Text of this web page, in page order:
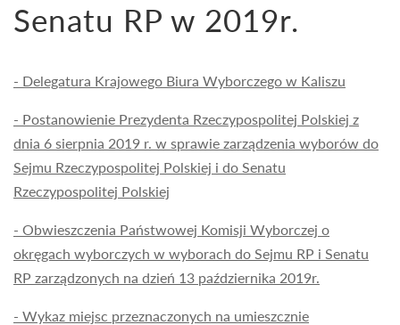
Senatu RP w 2019r.
- Delegatura Krajowego Biura Wyborczego w Kaliszu
- Postanowienie Prezydenta Rzeczypospolitej Polskiej z
dnia 6 sierpnia 2019 r. w sprawie zarządzenia wyborów do
Sejmu Rzeczypospolitej Polskiej i do Senatu
Rzeczypospolitej Polskiej
- Obwieszczenia Państwowej Komisji Wyborczej o
okręgach wyborczych w wyborach do Sejmu RP i Senatu
RP zarządzonych na dzień 13 października 2019r.
- Wykaz miejsc przeznaczonych na umieszcznie